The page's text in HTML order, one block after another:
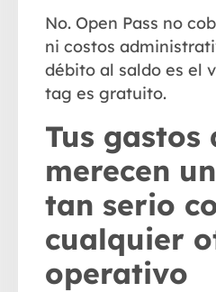
No. Open Pass no
ni costos
débito al saldo es el
tag es gratuito.
Tus gastos
merecen
tan serio
cualquier
operativo